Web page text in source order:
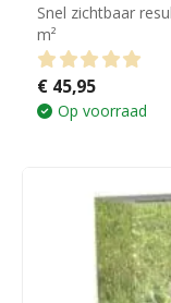
Snel zichtbaar
m²
0 out of 5
€ 45,95
Op voorraad